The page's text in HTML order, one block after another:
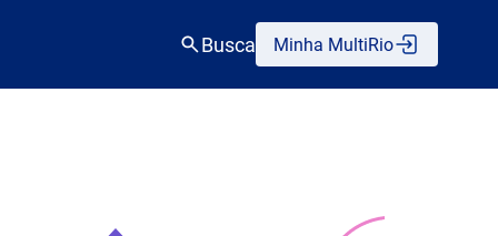
Busca Minha MultiRio